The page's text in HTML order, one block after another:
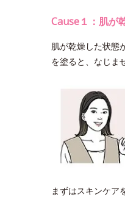
Cause１：肌が
肌が乾燥した状態
を塗ると、なじま
まずはスキンケア